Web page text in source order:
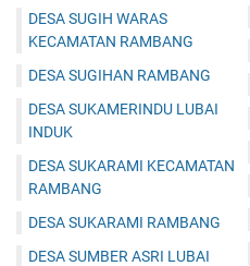
DESA SUGIH WARAS
KECAMATAN RAMBANG
DESA SUGIHAN RAMBANG
DESA SUKAMERINDU LUBAI
INDUK
DESA SUKARAMI KECAMATAN
RAMBANG
DESA SUKARAMI RAMBANG
DESA SUMBER ASRI LUBAI